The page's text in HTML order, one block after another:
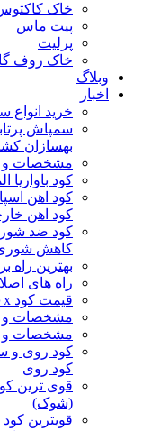
خاک
پیت ماس
پرلیت
خاک روف
وبلاگ
اخبار
خرید
سمپاش
بهسازان
مشخصات و
کود
کود اهن
کاهش
بهترین راه
راه های
قیمت کود ۱۰x شوک آمریکایی
مشخصات و
مشخصات و
کود روی
قوی ترین
(شوک)
قویترین